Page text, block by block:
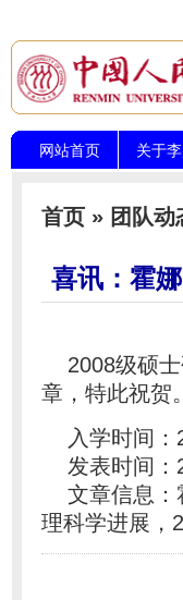
网站首页 关于
首页» 团队动
喜讯：霍
2008级硕士
章，特此祝贺。
入学时间：
发表时间：
文章信息：
理科学进展，